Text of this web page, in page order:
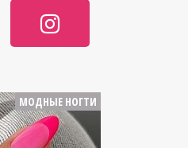
МОДНЫЕ НОГТИ